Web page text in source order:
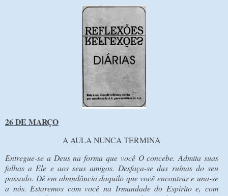
26 DE MARÇO
A AULA NUNCA TERMINA
Entregue-se a Deus na forma que você O concebe. Admita suas
falhas a Ele e aos seus amigos. Desfaça-se das ruínas do seu
passado. Dê em abundância daquilo que você encontrar e una-se
a nós. Estaremos com você na Irmandade do Espírito e, com